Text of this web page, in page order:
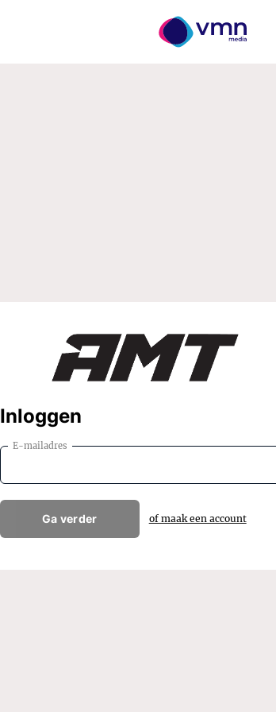
Inloggen
E-mailadres
Ga verder of maak een account